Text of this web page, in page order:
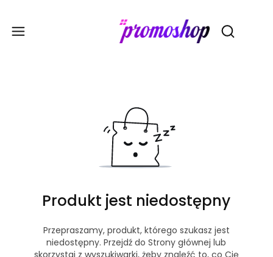
Otwórz
Produkt jest niedostępny
Przepraszamy, produkt, którego szukasz jest
niedostępny. Przejdź do Strony głównej lub